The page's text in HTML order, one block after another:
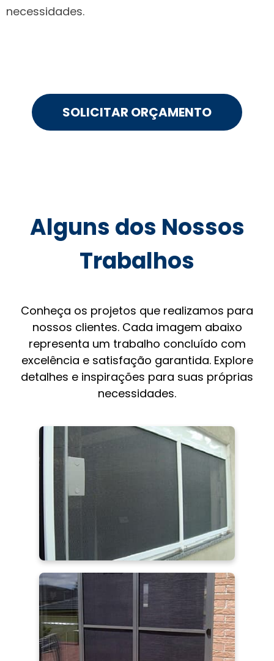
necessidades.
SOLICITAR ORÇAMENTO
Alguns dos Nossos
Trabalhos
Conheça os projetos que realizamos para
nossos clientes. Cada imagem abaixo
representa um trabalho concluído com
excelência e satisfação garantida. Explore
detalhes e inspirações para suas próprias
necessidades.